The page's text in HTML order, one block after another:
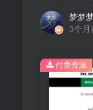
梦梦梦
3个月
付费资源